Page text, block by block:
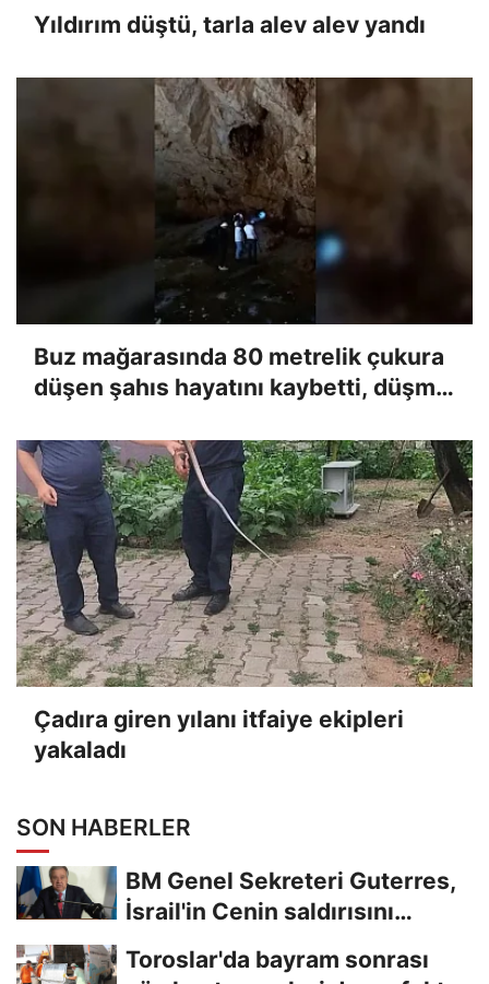
Yıldırım düştü, tarla alev alev yandı
Buz mağarasında 80 metrelik çukura
düşen şahıs hayatını kaybetti, düşme
Çadıra giren yılanı itfaiye ekipleri
yakaladı
SON HABERLER
BM Genel Sekreteri Guterres,
İsrail'in Cenin saldırısını
Toroslar'da bayram sonrası